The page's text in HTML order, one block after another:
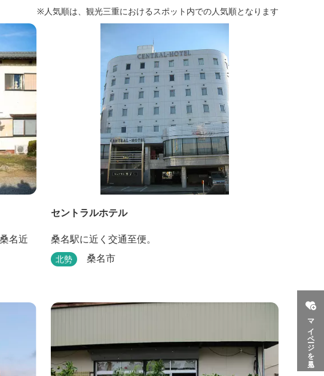
マイページを見る
※人気順は、観光三重におけるスポット内での人気順となります
名近
セントラルホテル
桑名駅に近く交通至便。
北勢 桑名市